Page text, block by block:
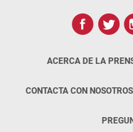
ACERCA DE LA
CONTACTA CON NOSOTROS